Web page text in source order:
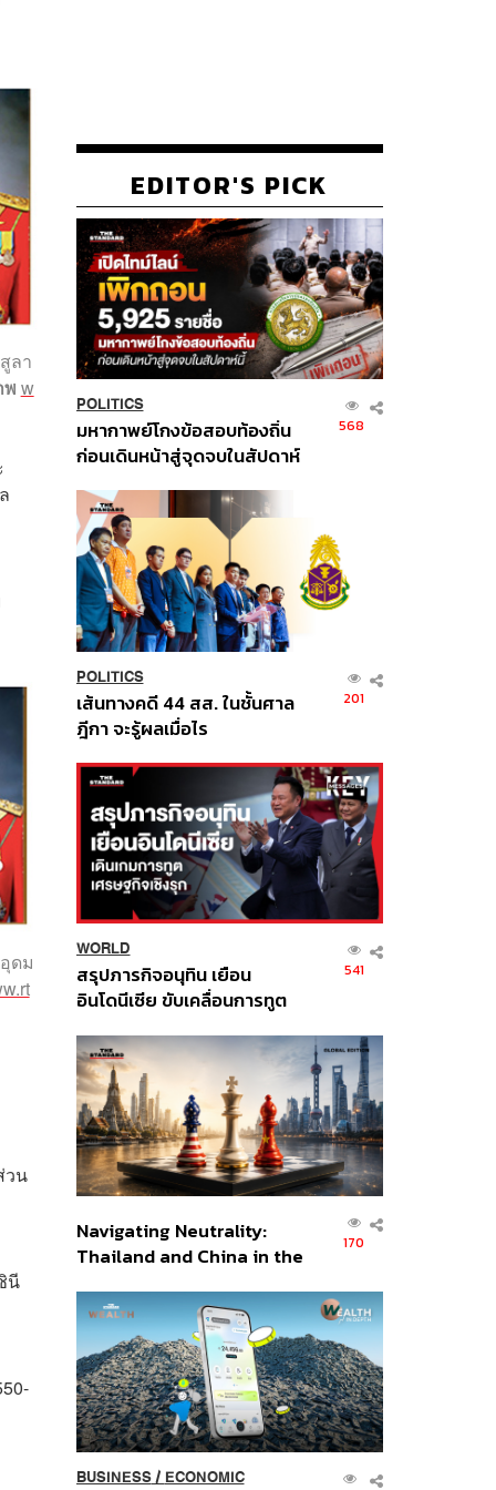
ลา
พ w
ดม
วน
นี
EDITOR'S PICK
POLITICS
มหากาพย์โกงข้อสอบท้องถิ่น
ก่อนเดินหน้าสู่จุดจบในสัปดาห์
568
POLITICS
เส้นทางคดี 44 สส. ในชั้นศาล
ฎีกา จะรู้ผลเมื่อไร
201
WORLD
สรุปภารกิจอนุทิน เยือน
อินโดนีเซีย ขับเคลื่อนการทูต
ส่วนยุทธศาสตร์ไทย –
อินโดนีเซีย
541
Navigating Neutrality:
Thailand and China in the
Order
170
BUSINESS/ ECONOMIC